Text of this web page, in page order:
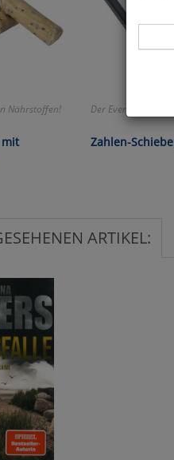
Nährstoffen!
mit
Der Evergreen!
Zahlen-
ARTIKEL: